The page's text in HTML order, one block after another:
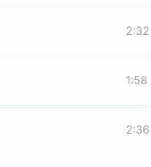
2:32
1:58
2:36